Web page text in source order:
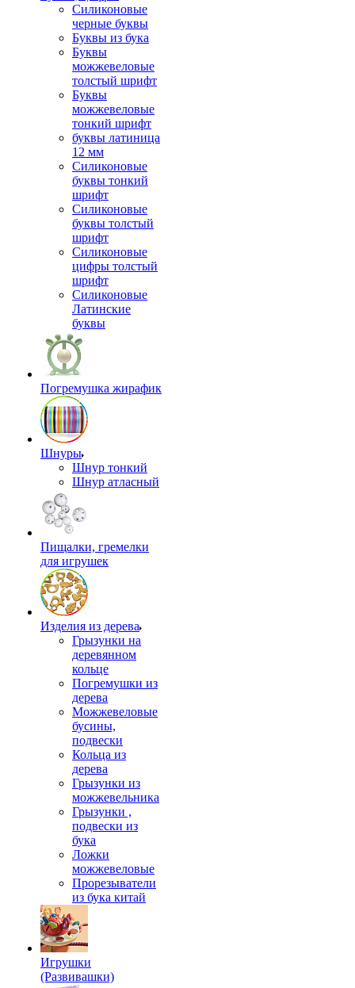
Силиконовые
черные буквы
Буквы из бука
Буквы
можжевеловые
толстый шрифт
Буквы
можжевеловые
тонкий шрифт
буквы латиница
12 мм
Силиконовые
буквы тонкий
шрифт
Силиконовые
буквы толстый
шрифт
Силиконовые
цифры толстый
шрифт
Силиконовые
Латинские
буквы
Погремушка жирафик
Шнуры
Шнур тонкий
Шнур атласный
Пищалки, гремелки
для игрушек
Изделия из дерева
Грызунки на
деревянном
кольце
Погремушки из
дерева
Можжевеловые
бусины,
подвески
Кольца из
дерева
Грызунки из
можжевельника
Грызунки ,
подвески из
бука
Ложки
можжевеловые
Прорезыватели
из бука китай
Игрушки
(Развивашки)